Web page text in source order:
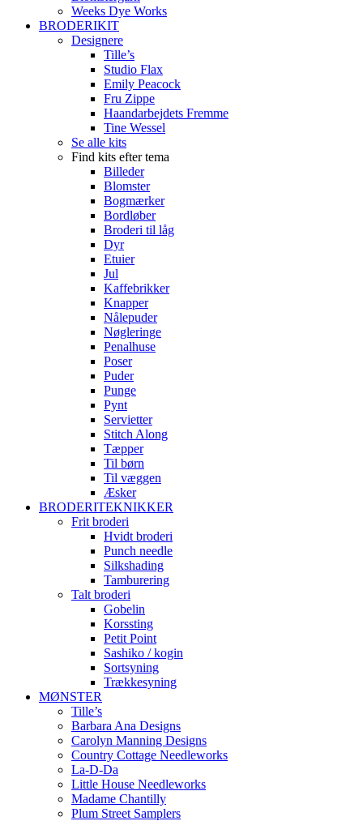
Weeks Dye Works
BRODERIKIT
Designere
Tille’s
Studio Flax
Emily Peacock
Fru Zippe
Haandarbejdets Fremme
Tine Wessel
Se alle kits
Find kits efter tema
Billeder
Blomster
Bogmærker
Bordløber
Broderi til låg
Dyr
Etuier
Jul
Kaffebrikker
Knapper
Nålepuder
Nøgleringe
Penalhuse
Poser
Puder
Punge
Pynt
Servietter
Stitch Along
Tæpper
Til børn
Til væggen
Æsker
BRODERITEKNIKKER
Frit broderi
Hvidt broderi
Punch needle
Silkshading
Tamburering
Talt broderi
Gobelin
Korssting
Petit Point
Sashiko / kogin
Sortsyning
Trækkesyning
MØNSTER
Tille’s
Barbara Ana Designs
Carolyn Manning Designs
Country Cottage Needleworks
La-D-Da
Little House Needleworks
Madame Chantilly
Plum Street Samplers